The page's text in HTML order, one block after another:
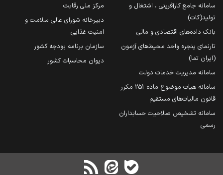
سامانه جامع کارآفرینی ، اشتغال و
تولید(کات)
بانک داده‌های اقتصادی و مالی
تارنمای پنجره واحد محیط‌های آزمون
(ایران تما)
سامانه مدیریت خدمات دولت
سامانه هیات موضوع ماده 251 مکرر
قانون مالیات‌های مستقیم
سامانه تشخیص صلاحیت حسابداران
رسمی
مرکز ملی رقابت
دبیرخانه شورای عالی سلامت و
امنیت غذایی
سازمان برنامه بودجه کشور
دیوان محاسبات کشور